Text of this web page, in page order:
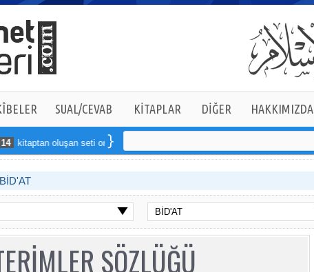
SUAL/CEVAB KİTAPLAR DİĞER HAKKIMIZDA
kitaptan oluşan seti online sipariş verebilirsiniz
BİD'AT
SÖZLÜĞÜ